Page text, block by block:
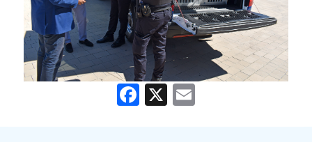
Facebook
X